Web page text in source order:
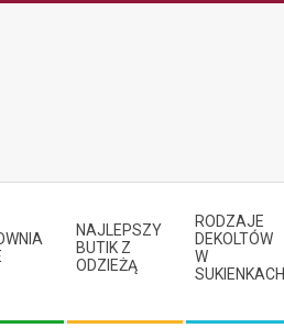
NAJLEPSZY
BUTIK Z
ODZIEŻĄ
RODZAJE
DEKOLTÓW
W
SUKIENKACH